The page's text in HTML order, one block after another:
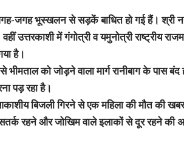
जगहभूस्खलन से सड़कें बाधितहो गई हैं। श्री
उत्तरकाशी मेंगंगोत्री व यमुनोत्री राष्ट्रीय
है।
से भीमताल को जोड़ने वाला मार्ग रानीबाग के पास बंद
पड़ रहा है।
बिजली गिरने से एक महिला की मौतकी
रहने और जोखिम वाले इलाकों से दूर रहने की